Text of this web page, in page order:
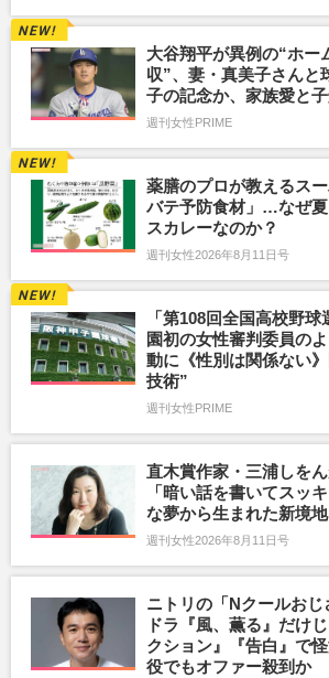
大谷翔平が異例の“ホー
収”、妻・真美子さんと
子の記念か、家族愛と
週刊女性PRIME
薬膳のプロが教えるス
バテ予防食材」…なぜ
スカレーなのか？
週刊女性2026年8月11日号
「第108回全国高校野
園初の女性審判委員の
動に《性別は関係ない
技術”
週刊女性PRIME
直木賞作家・三浦しを
「暗い話を書いてスッ
な夢から生まれた新境地
週刊女性2026年8月11日号
ニトリの「Nクールお
ドラ『風、薫る』だけ
クション』『告白』で
役でもオファー殺到か